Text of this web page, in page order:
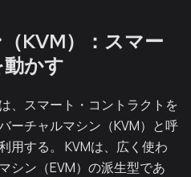
KVM）：スマー
かす
、スマート・コントラクトを
ーチャルマシン（KVM）と呼
用する。 KVMは、広く使わ
シン（EVM）の派生型であ